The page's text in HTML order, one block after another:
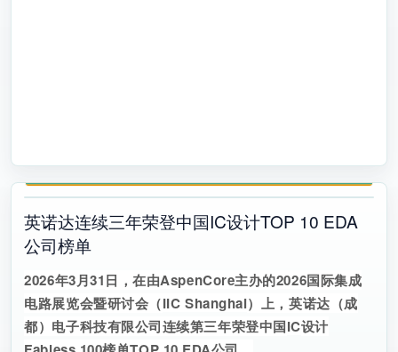
英诺达连续三年荣登中国IC设计TOP 10 EDA
公司榜单
2026年3月31日，在由AspenCore主办的2026国际集成
电路展览会暨研讨会（IIC Shanghai）上，英诺达（成
都）电子科技有限公司连续第三年荣登中国IC设计